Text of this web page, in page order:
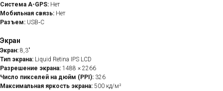
Система A-GPS: Нет
Мобильная связь: Нет
Разъем: USB‑C
Экран
Экран: 8,3"
Тип экрана: Liquid Retina IPS LCD
Разрешение экрана: 1488 × 2266
Число пикселей на дюйм (PPI): 326
Максимальная яркость экрана: 500 кд/м²